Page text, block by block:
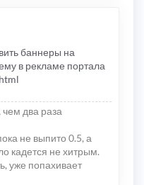
баннеры на
в рекламе портала
два раза
не выпито 0.5, а
кадется не хитрым.
уже попахивает